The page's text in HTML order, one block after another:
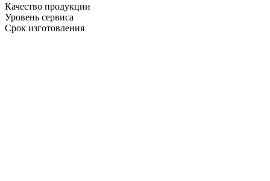
Качество продукции
Уровень сервиса
Срок изготовления